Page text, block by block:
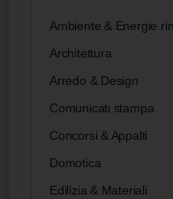
Ambiente & Energie
Architettura
Arredo & Design
Comunicati stampa
Concorsi & Appalti
Domotica
Edilizia & Materiali